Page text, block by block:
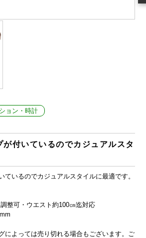
ョン・時計
が付いているのでカジュアルスタ
ているのでカジュアルスタイルに最適です。
整可・ウエスト約100㎝迄対応
によっては売り切れる場合もございます。ご